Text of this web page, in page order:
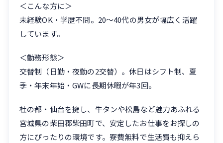
＜こんな方に＞
未経験OK・学歴不問。20〜40代の男女が幅広く活躍
しています。
＜勤務形態＞
交替制（日勤・夜勤の2交替）。休日はシフト制、夏
季・年末年始・GWに長期休暇が年3回。
杜の都・仙台を擁し、牛タンや松島など魅力あふれる
宮城県の柴田郡柴田町で、安定したお仕事をお探しの
方にぴったりの環境です。寮費無料で生活費も抑えら